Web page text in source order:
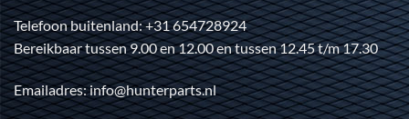
Telefoon buitenland: +31 654728924
Bereikbaar tussen 9.00 en 12.00 en tussen 12.45 t/m 17.30
Emailadres: info@hunterparts.nl